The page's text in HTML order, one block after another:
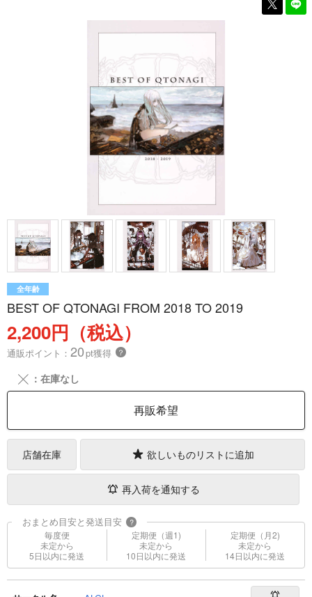
全年齢
BEST OF QTONAGI FROM 2018 TO 2019
2,200円（税込）
通販ポイント： 20pt獲得 ？
╳ ：在庫なし
再販希望
店舗在庫 欲しいものリストに追加
再入荷を通知する
おまとめ目安と発送目安 ?
毎度便
未定から
5日以内に発送
定期便（週1)
未定から
10日以内に発送
定期便（月2)
未定から
14日以内に発送